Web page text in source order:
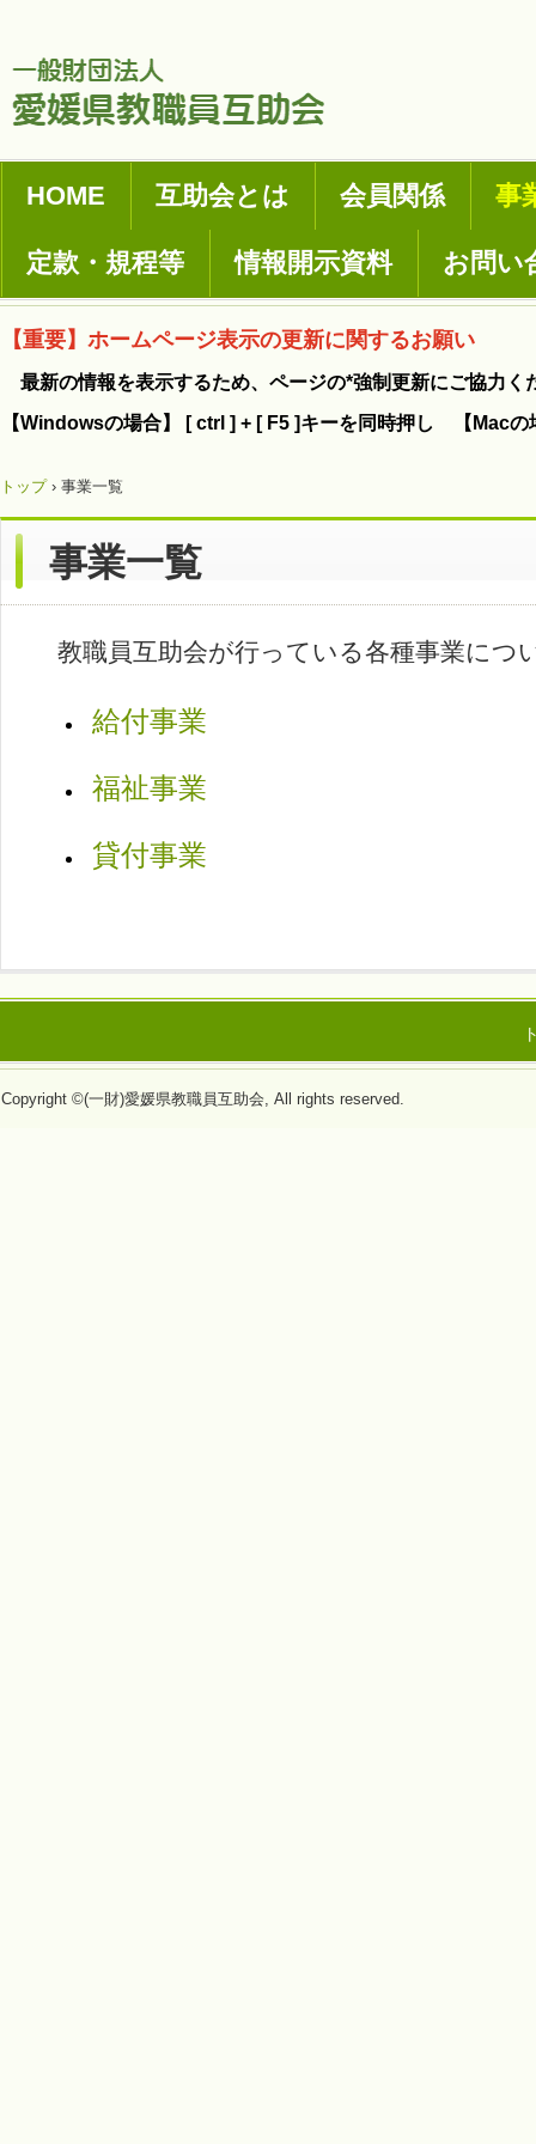
HOME 互助会とは 会員関係 事
定款・規程等 情報開示資料 お問い
【重要】ホームページ表示の更新に関するお願い
最新の情報を表示するため、ページの*強制更新にご協力く
【Windowsの場合】 [ ctrl ] + [ F5 ]キーを同時押し 【Mac
トップ › 事業一覧
事業一覧
教職員互助会が行っている各種事業につ
給付事業
福祉事業
貸付事業
Copyright ©(一財)愛媛県教職員互助会, All rights reserved.